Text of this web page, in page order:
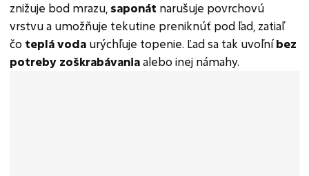
znižuje bod mrazu, saponát narušuje povrchovú
vrstvu a umožňuje tekutine preniknúť pod ľad, zatiaľ
čo teplá voda urýchľuje topenie. Ľad sa tak uvoľníbez
potreby zoškrabávaniaalebo inej námahy.